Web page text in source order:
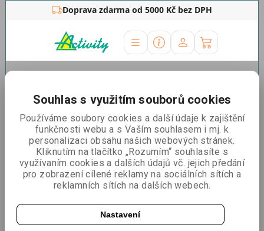
Doprava zdarma od 5000 Kč bez DPH
Premium bílý, červená páska
Vymezovací sloupek
Premium bílý, červená páska
Souhlas s využitím souborů cookies
Používáme soubory cookies a další údaje k zajištění
funkčnosti webu a s Vaším souhlasem i mj. k
personalizaci obsahu našich webových stránek.
Kliknutím na tlačítko „Rozumím“ souhlasíte s
využívaním cookies a dalších údajů vč. jejich předání
pro zobrazení cílené reklamy na sociálních sítích a
reklamních sítích na dalších webech.
Nastavení